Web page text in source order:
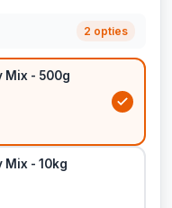
2 opties
Mix - 500g
- 10kg